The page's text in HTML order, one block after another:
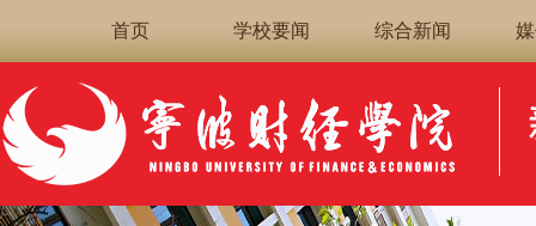
首页 学校要闻 综合新闻